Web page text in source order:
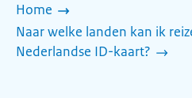
Home
Naar welke landen kan ik
Nederlandse ID-kaart?